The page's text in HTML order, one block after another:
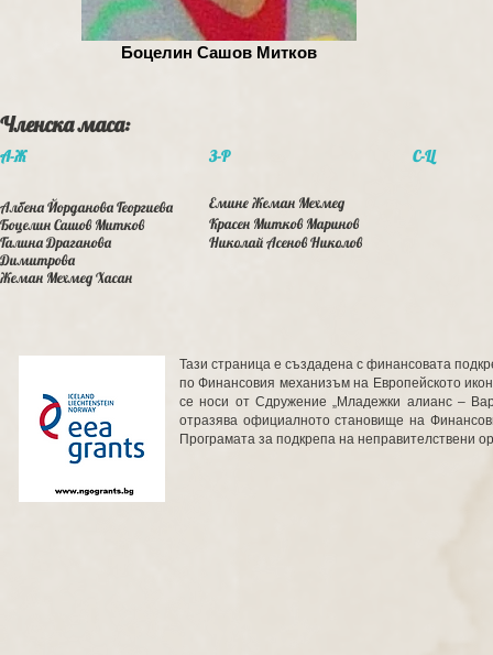
Боцелин Сашов Митков
Членска маса:
A-Ж
Албена Йорданова Георгиева
Боцелин Сашов Митков
Галина Драганова
Димитрова
Жеман Мехмед Хасан
З-Р
Емине Жеман Мехмед
Красен Митков Маринов
Николай Асенов Николов
С-Ц
Тази страница е създадена с финансовата
по Финансовия механизъм на Европейското
се носи от Сдружение „Младежки алианс –
отразява официалното становище на
Програмата за подкрепа на неправителствени